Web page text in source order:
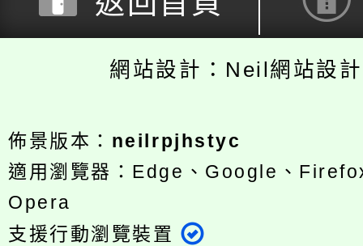
網站設計：Neil網站設
佈景版本： neilrpjhstyc
適用瀏覽器：Edge、Google、
Opera
支援行動瀏覽裝置